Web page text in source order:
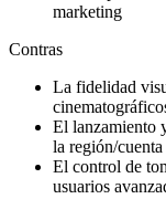
marketing
Contras
La fidelidad
El lanzamiento
la región/cuenta
El control de
usuarios